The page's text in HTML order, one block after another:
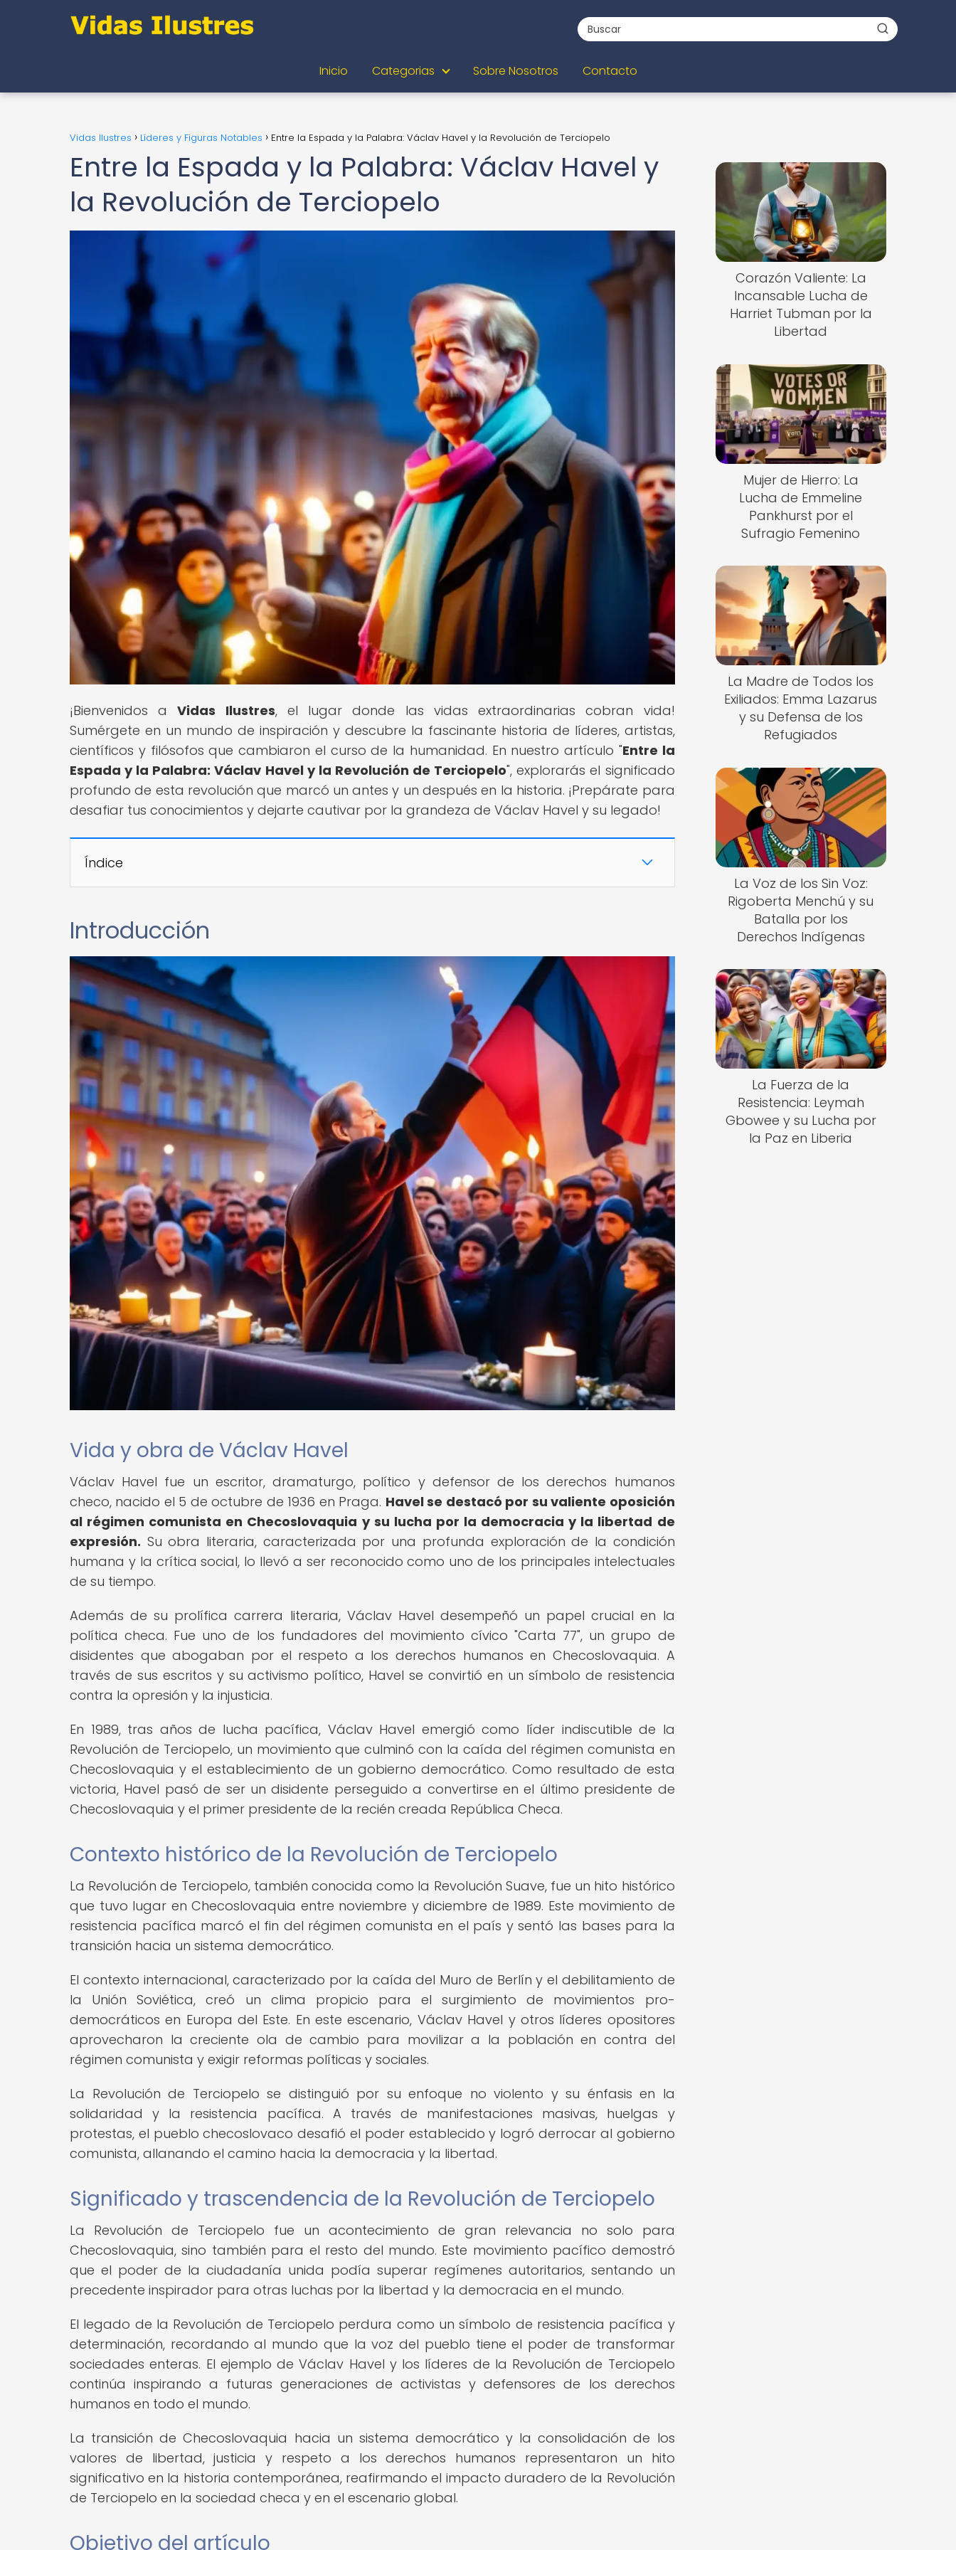
Inicio Categorias Sobre Nosotros Contacto
Vidas Ilustres Líderes y Figuras Notables Entre la Espada y la Palabra: Václav Havel y la Revolución de Terciopelo
Entre la Espada y la Palabra: Václav Havel y
la Revolución de Terciopelo
¡Bienvenidos aVidas Ilustres, el lugar donde las vidas extraordinarias cobran vida!
Sumérgete en un mundo de inspiración y descubre la fascinante historia de líderes, artistas,
científicos y filósofos que cambiaron el curso de la humanidad. En nuestro artículo "Entre la
Espada y la Palabra: Václav Havel y la Revolución de Terciopelo", explorarás el significado
profundo de esta revolución que marcó un antes y un después en la historia. ¡Prepárate para
desafiar tus conocimientos y dejarte cautivar por la grandeza de Václav Havel y su legado!
Índice
Introducción
Vida y obra de Václav Havel
Václav Havel fue un escritor, dramaturgo, político y defensor de los derechos humanos
checo, nacido el 5 de octubre de 1936 en Praga. Havel se destacó por su valiente oposición
al régimen comunista en Checoslovaquia y su lucha por la democracia y la libertad de
expresión. Su obra literaria, caracterizada por una profunda exploración de la condición
humana y la crítica social, lo llevó a ser reconocido como uno de los principales intelectuales
de su tiempo.
Además de su prolífica carrera literaria, Václav Havel desempeñó un papel crucial en la
política checa. Fue uno de los fundadores del movimiento cívico "Carta 77", un grupo de
disidentes que abogaban por el respeto a los derechos humanos en Checoslovaquia. A
través de sus escritos y su activismo político, Havel se convirtió en un símbolo de resistencia
contra la opresión y la injusticia.
En 1989, tras años de lucha pacífica, Václav Havel emergió como líder indiscutible de la
Revolución de Terciopelo, un movimiento que culminó con la caída del régimen comunista en
Checoslovaquia y el establecimiento de un gobierno democrático. Como resultado de esta
victoria, Havel pasó de ser un disidente perseguido a convertirse en el último presidente de
Checoslovaquia y el primer presidente de la recién creada República Checa.
Contexto histórico de la Revolución de Terciopelo
La Revolución de Terciopelo, también conocida como la Revolución Suave, fue un hito histórico
que tuvo lugar en Checoslovaquia entre noviembre y diciembre de 1989. Este movimiento de
resistencia pacífica marcó el fin del régimen comunista en el país y sentó las bases para la
transición hacia un sistema democrático.
El contexto internacional, caracterizado por la caída del Muro de Berlín y el debilitamiento de
la Unión Soviética, creó un clima propicio para el surgimiento de movimientos pro-
democráticos en Europa del Este. En este escenario, Václav Havel y otros líderes opositores
aprovecharon la creciente ola de cambio para movilizar a la población en contra del
régimen comunista y exigir reformas políticas y sociales.
La Revolución de Terciopelo se distinguió por su enfoque no violento y su énfasis en la
solidaridad y la resistencia pacífica. A través de manifestaciones masivas, huelgas y
protestas, el pueblo checoslovaco desafió el poder establecido y logró derrocar al gobierno
comunista, allanando el camino hacia la democracia y la libertad.
Significado y trascendencia de la Revolución de Terciopelo
La Revolución de Terciopelo fue un acontecimiento de gran relevancia no solo para
Checoslovaquia, sino también para el resto del mundo. Este movimiento pacífico demostró
que el poder de la ciudadanía unida podía superar regímenes autoritarios, sentando un
precedente inspirador para otras luchas por la libertad y la democracia en el mundo.
El legado de la Revolución de Terciopelo perdura como un símbolo de resistencia pacífica y
determinación, recordando al mundo que la voz del pueblo tiene el poder de transformar
sociedades enteras. El ejemplo de Václav Havel y los líderes de la Revolución de Terciopelo
continúa inspirando a futuras generaciones de activistas y defensores de los derechos
humanos en todo el mundo.
La transición de Checoslovaquia hacia un sistema democrático y la consolidación de los
valores de libertad, justicia y respeto a los derechos humanos representaron un hito
significativo en la historia contemporánea, reafirmando el impacto duradero de la Revolución
de Terciopelo en la sociedad checa y en el escenario global.
Objetivo del artículo
Corazón Valiente: La
Incansable Lucha de
Harriet Tubman por la
Libertad
Mujer de Hierro: La
Lucha de Emmeline
Pankhurst por el
Sufragio Femenino
La Madre de Todos los
Exiliados: Emma Lazarus
y su Defensa de los
Refugiados
La Voz de los Sin Voz:
Rigoberta Menchú y su
Batalla por los
Derechos Indígenas
La Fuerza de la
Resistencia: Leymah
Gbowee y su Lucha por
la Paz en Liberia